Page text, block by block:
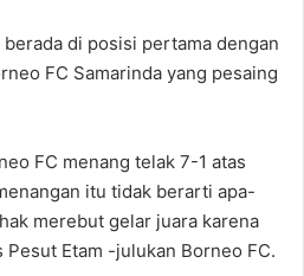
di posisi pertama dengan
FC Samarinda yang pesaing
FC menang telak 7-1 atas
itu tidak berarti apa-
merebut gelar juara karena
Etam -julukan Borneo FC.